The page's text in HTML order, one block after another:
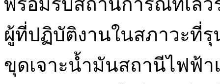
ผู้ที่ปฏิบัติงานในสภาวะที่รุ
ขุดเจาะน้ำมันสถานีไฟฟ้า